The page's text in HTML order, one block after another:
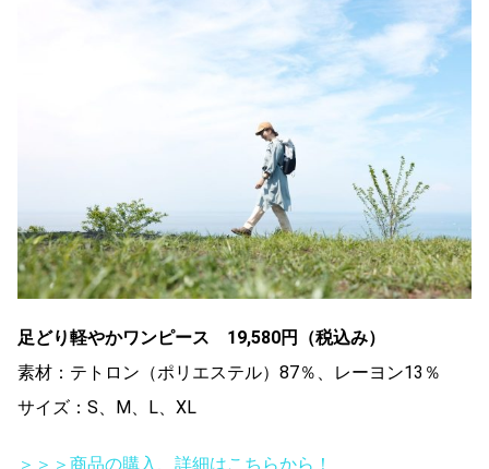
足どり軽やかワンピース 19,580円（税込み）
素材：テトロン（ポリエステル）87％、レーヨン13％
サイズ：S、M、L、XL
＞＞＞商品の購入、詳細はこちらから！